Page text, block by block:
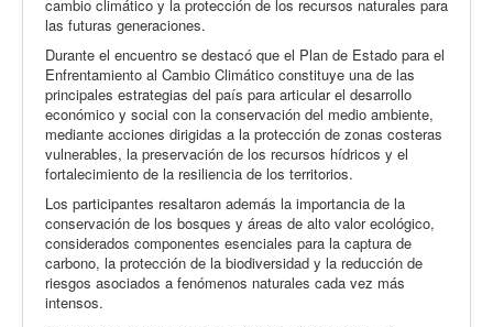
cambio climático y la protección de los recursos naturales para
las futuras generaciones.
Durante el encuentro se destacó que el Plan de Estado para el
Enfrentamiento al Cambio Climático constituye una de las
principales estrategias del país para articular el desarrollo
económico y social con la conservación del medio ambiente,
mediante acciones dirigidas a la protección de zonas costeras
vulnerables, la preservación de los recursos hídricos y el
fortalecimiento de la resiliencia de los territorios.
Los participantes resaltaron además la importancia de la
conservación de los bosques y áreas de alto valor ecológico,
considerados componentes esenciales para la captura de
carbono, la protección de la biodiversidad y la reducción de
riesgos asociados a fenómenos naturales cada vez más
intensos.